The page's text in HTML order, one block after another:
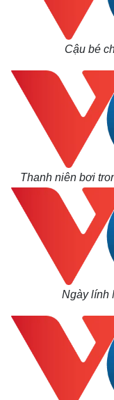
Bất động sản
Khởi nghiệpCậu bé
Thanh niên bơi
Ngày lính